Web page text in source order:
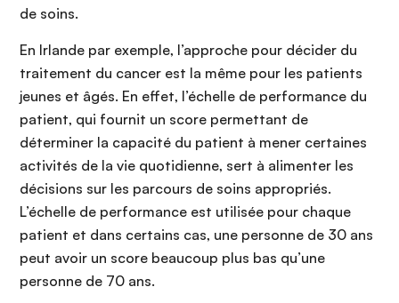
de soins.
En Irlande par exemple, l’approche pour décider du
traitement du cancer est la même pour les patients
jeunes et âgés. En effet, l’échelle de performance du
patient, qui fournit un score permettant de
déterminer la capacité du patient à mener certaines
activités de la vie quotidienne, sert à alimenter les
décisions sur les parcours de soins appropriés.
L’échelle de performance est utilisée pour chaque
patient et dans certains cas, une personne de 30 ans
peut avoir un score beaucoup plus bas qu’une
personne de 70 ans.